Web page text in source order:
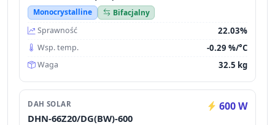
Monocrystalline
Bifacjalny
Sprawność
22.03%
Wsp. temp. -0.29 %/°C
Waga 32.5 kg
DAH SOLAR 600 W
DHN-66Z20/DG(BW)-600